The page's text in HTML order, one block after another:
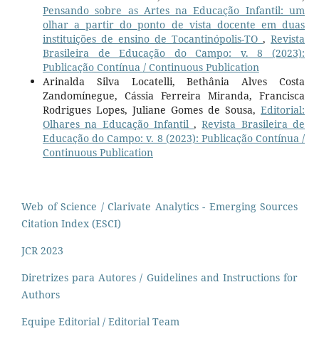
Pensando sobre as Artes na Educação Infantil: um
olhar a partir do ponto de vista docente em duas
instituições de ensino de Tocantinópolis-TO,Revista
Brasileira de Educação do Campo: v. 8 (2023):
Publicação Contínua / Continuous Publication
Arinalda Silva Locatelli, Bethânia Alves Costa
Zandomínegue, Cássia Ferreira Miranda, Francisca
Rodrigues Lopes, Juliane Gomes de Sousa,Editorial:
Olhares na Educação Infantil,Revista Brasileira de
Educação do Campo: v. 8 (2023): Publicação Contínua /
Continuous Publication
Web of Science / Clarivate Analytics - Emerging Sources
Citation Index (ESCI)
JCR 2023
Diretrizes para Autores / Guidelines and Instructions for
Authors
Equipe Editorial / Editorial Team